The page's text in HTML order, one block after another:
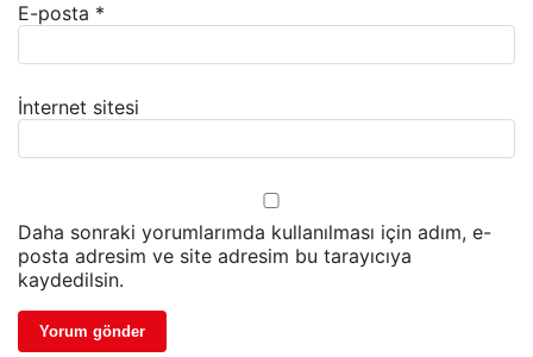
E-posta *
İnternet sitesi
Daha sonraki yorumlarımda kullanılması için adım, e-
posta adresim ve site adresim bu tarayıcıya
kaydedilsin.